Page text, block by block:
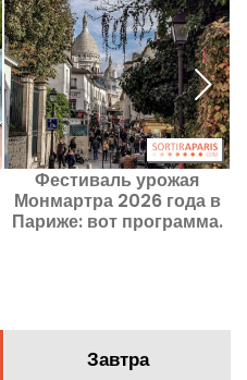
Фестиваль урожая
Монмартра 2026 года в
Париже: вот программа.
Завтра